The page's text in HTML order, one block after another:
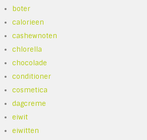
boter
calorieen
cashewnoten
chlorella
chocolade
conditioner
cosmetica
dagcreme
eiwit
eiwitten